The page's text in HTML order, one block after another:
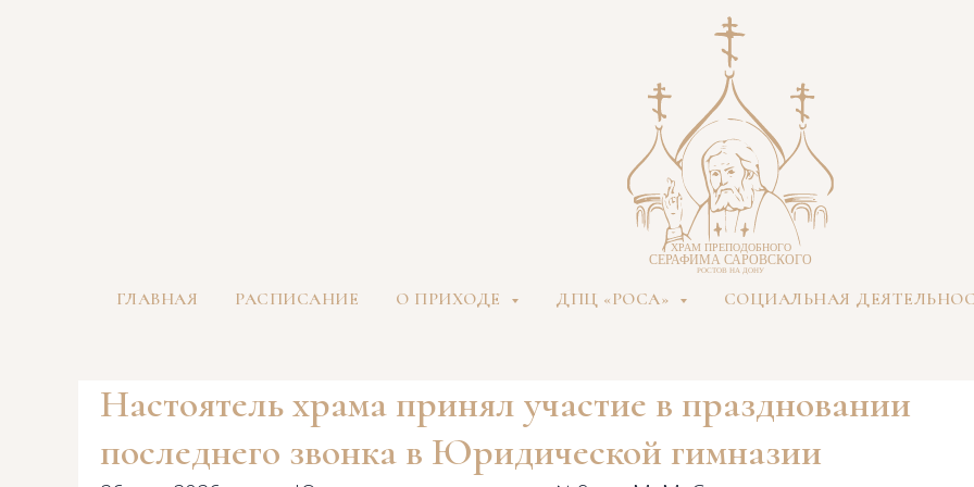
ГЛАВНАЯ РАСПИСАНИЕ О ПРИХОДЕ ДПЦ «РОСА» СОЦИАЛЬНАЯ
Настоятель храма принял участие в праздновании
последнего звонка в Юридической гимназии